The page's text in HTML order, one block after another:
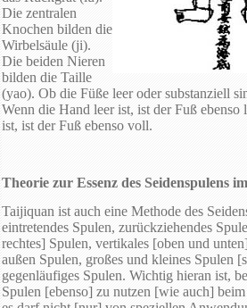
Die zentralen
Knochen bilden die
Wirbelsäule (ji).
Die beiden Nieren
bilden die Taille
(yao). Ob die Füße leer oder substanziell
Wenn die Hand leer ist, ist der Fuß
ist, ist der Fuß ebenso voll.
Theorie zur Essenz des Seidenspulens
Taijiquan ist auch eine Methode des
eintretendes Spulen, zurückziehendes
rechtes] Spulen, vertikales [oben und
außen Spulen, großes und kleines Spulen
gegenläufiges Spulen. Wichtig hieran ist,
Spulen [ebenso] zu nutzen [wie auch]